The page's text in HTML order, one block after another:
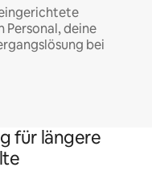
Personal, deine
bei
für längere